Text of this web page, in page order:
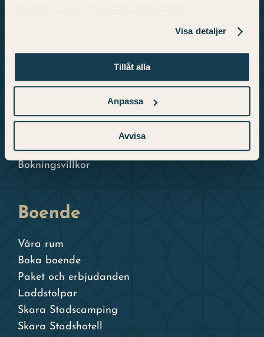
Visa detaljer
Tillåt alla
Anpassa
Avvisa
Hitta hit och kontakt
Öppettider
Integritetspolicy
Bokningsvillkor
Boende
Våra rum
Boka boende
Paket och erbjudanden
Laddstolpar
Skara Stadscamping
Skara Stadshotell